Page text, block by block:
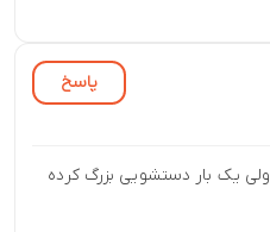
پاسخ
یک بار دستشویی بزرگ کرده